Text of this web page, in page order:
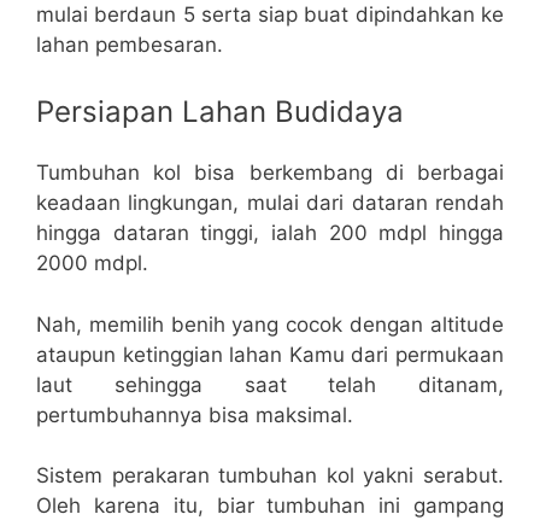
mulai berdaun 5 serta siap buat dipindahkan ke
lahan pembesaran.
Persiapan Lahan Budidaya
Tumbuhan kol bisa berkembang di berbagai
keadaan lingkungan, mulai dari dataran rendah
hingga dataran tinggi, ialah 200 mdpl hingga
2000 mdpl.
Nah, memilih benih yang cocok dengan altitude
ataupun ketinggian lahan Kamu dari permukaan
laut sehingga saat telah ditanam,
pertumbuhannya bisa maksimal.
Sistem perakaran tumbuhan kol yakni serabut.
Oleh karena itu, biar tumbuhan ini gampang